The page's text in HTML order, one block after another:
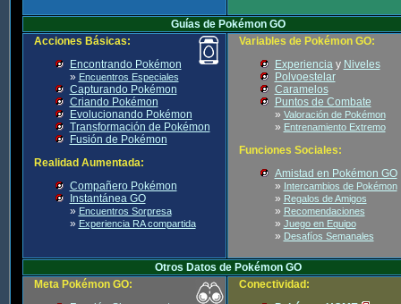
Guías de Pokémon GO
Acciones Básicas:
Encontrando Pokémon
» Encuentros Especiales
Capturando Pokémon
Criando Pokémon
Evolucionando Pokémon
Transformación de Pokémon
Fusión de Pokémon
Realidad Aumentada:
Compañero Pokémon
Instantánea GO
» Encuentros Sorpresa
» Experiencia RA compartida
Variables de Pokémon GO:
Experienciay Niveles
Polvoestelar
Caramelos
Puntos de Combate
» Valoración de Pokémon
» Entrenamiento Extremo
Funciones Sociales:
Amistad en Pokémon GO
» Intercambios de Pokémon
» Regalos de Amigos
» Recomendaciones
» Juego en Equipo
» Desafíos Semanales
Otros Datos de Pokémon GO
Meta Pokémon GO:
Conectividad: